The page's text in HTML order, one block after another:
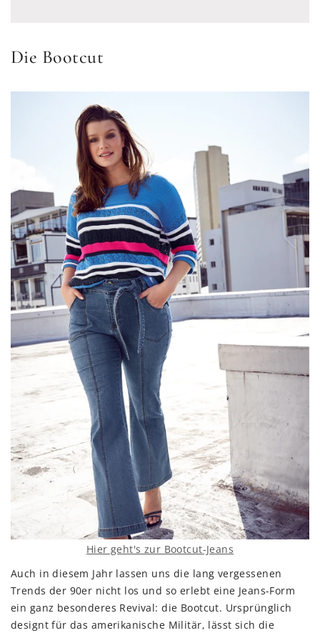
Die Bootcut
Hier geht's zur Bootcut-Jeans
Auch in diesem Jahr lassen uns die lang vergessenen
Trends der 90er nicht los und so erlebt eine Jeans-Form
ein ganz besonderes Revival: die Bootcut. Ursprünglich
designt für das amerikanische Militär, lässt sich die